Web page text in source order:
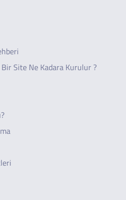
Site Ne Kadara Kurulur ?